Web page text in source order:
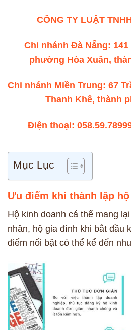
CÔNG TY LUẬT
Chi nhánh Đà Nẵng:
phường Hòa Xuân,
Chi nhánh Miền Trung: 67
Thanh Khê, thành
Điện thoại:
Mục Lục
Ưu điểm khi thành lập
Hộ kinh doanh cá thể mang
nhân, hộ gia đình khi bắt đầu
điểm nổi bật có thể kể đến